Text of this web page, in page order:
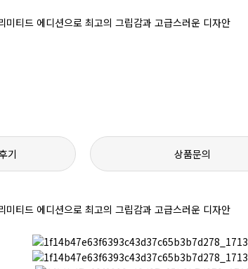
티드 에디션으로 최고의 그립감과 고급스러운 디자안
기 상품문의
티드 에디션으로 최고의 그립감과 고급스러운 디자안